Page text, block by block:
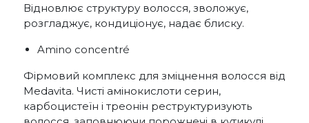
Відновлює структуру волосся, зволожує,
розгладжує, кондиціонує, надає блиску.
Amino concentré
Фірмовий комплекс для зміцнення волосся від
Medavita. Чисті амінокислоти серин,
карбоцистеїн і треонін реструктуризують